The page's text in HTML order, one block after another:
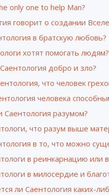
only one to help Man?
говорит о создании
в братскую любовь?
хотят помогать людям?
добро и зло?
что человек
человека
Саентология разумом?
что разум выше
в то, что можно
в реинкарнацию или
в милосердие и
ли Саентология каких-